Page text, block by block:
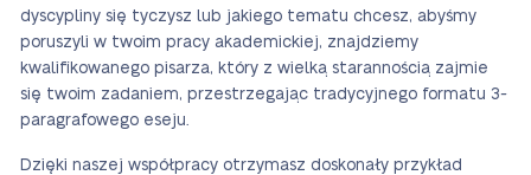
dyscypliny się tyczysz lub jakiego tematu chcesz, abyśmy
poruszyli w twoim pracy akademickiej, znajdziemy
kwalifikowanego pisarza, który z wielką starannością zajmie
się twoim zadaniem, przestrzegając tradycyjnego formatu 3-
paragrafowego eseju.
Dzięki naszej współpracy otrzymasz doskonały przykład